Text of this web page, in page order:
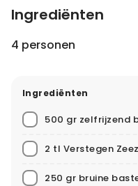
Ingrediënten
4 personen
Ingrediënten
500 gr zelfrijzend
2 tl Verstegen
250 gr bruine